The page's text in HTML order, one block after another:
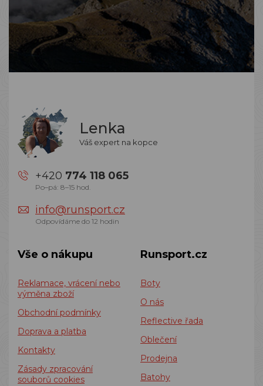
Lenka
Váš expert na kopce
+420 774 118 065
Po–pá: 8–15 hod.
info@runsport.cz
Odpovídáme do 12 hodin
Vše o nákupu
Reklamace, vrácení nebo
výměna zboží
Obchodní podmínky
Doprava a platba
Kontakty
Zásady zpracování
souborů cookies
Runsport.cz
Boty
O nás
Reflective řada
Oblečení
Prodejna
Batohy